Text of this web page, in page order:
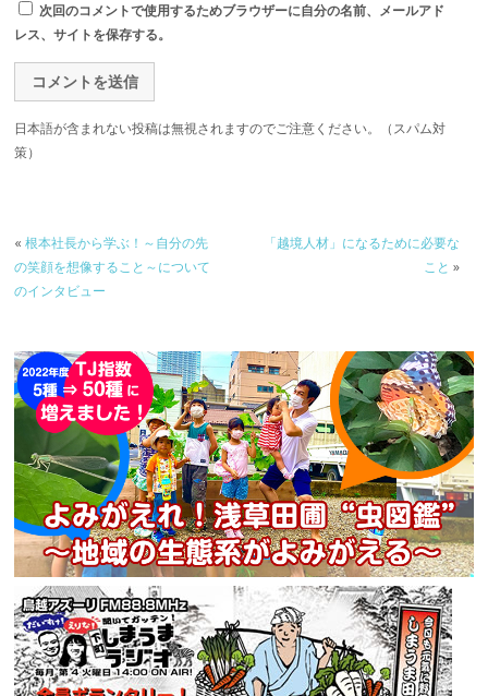
次回のコメントで使用するためブラウザーに自分の名前、メールアド
レス、サイトを保存する。
日本語が含まれない投稿は無視されますのでご注意ください。（スパム対
策）
«根本社長から学ぶ！～自分の先
の笑顔を想像すること～について
のインタビュー
「越境人材」になるために必要な
こと »